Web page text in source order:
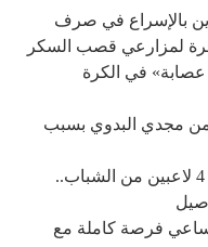
بالإسراع في صرف
لمزارعي قصب السكر
في الكرة
من مجدي البدوي بسبب
الزمالك يكشف أسباب استبعاد 4 لاعبين من الشباب..
فرصة كاملة مع